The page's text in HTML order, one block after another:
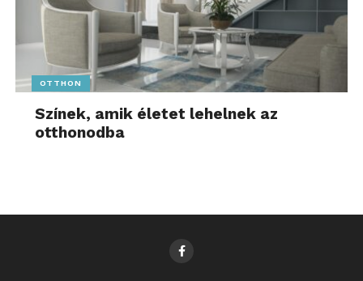
OTTHON
Színek, amik életet lehelnek az
otthonodba